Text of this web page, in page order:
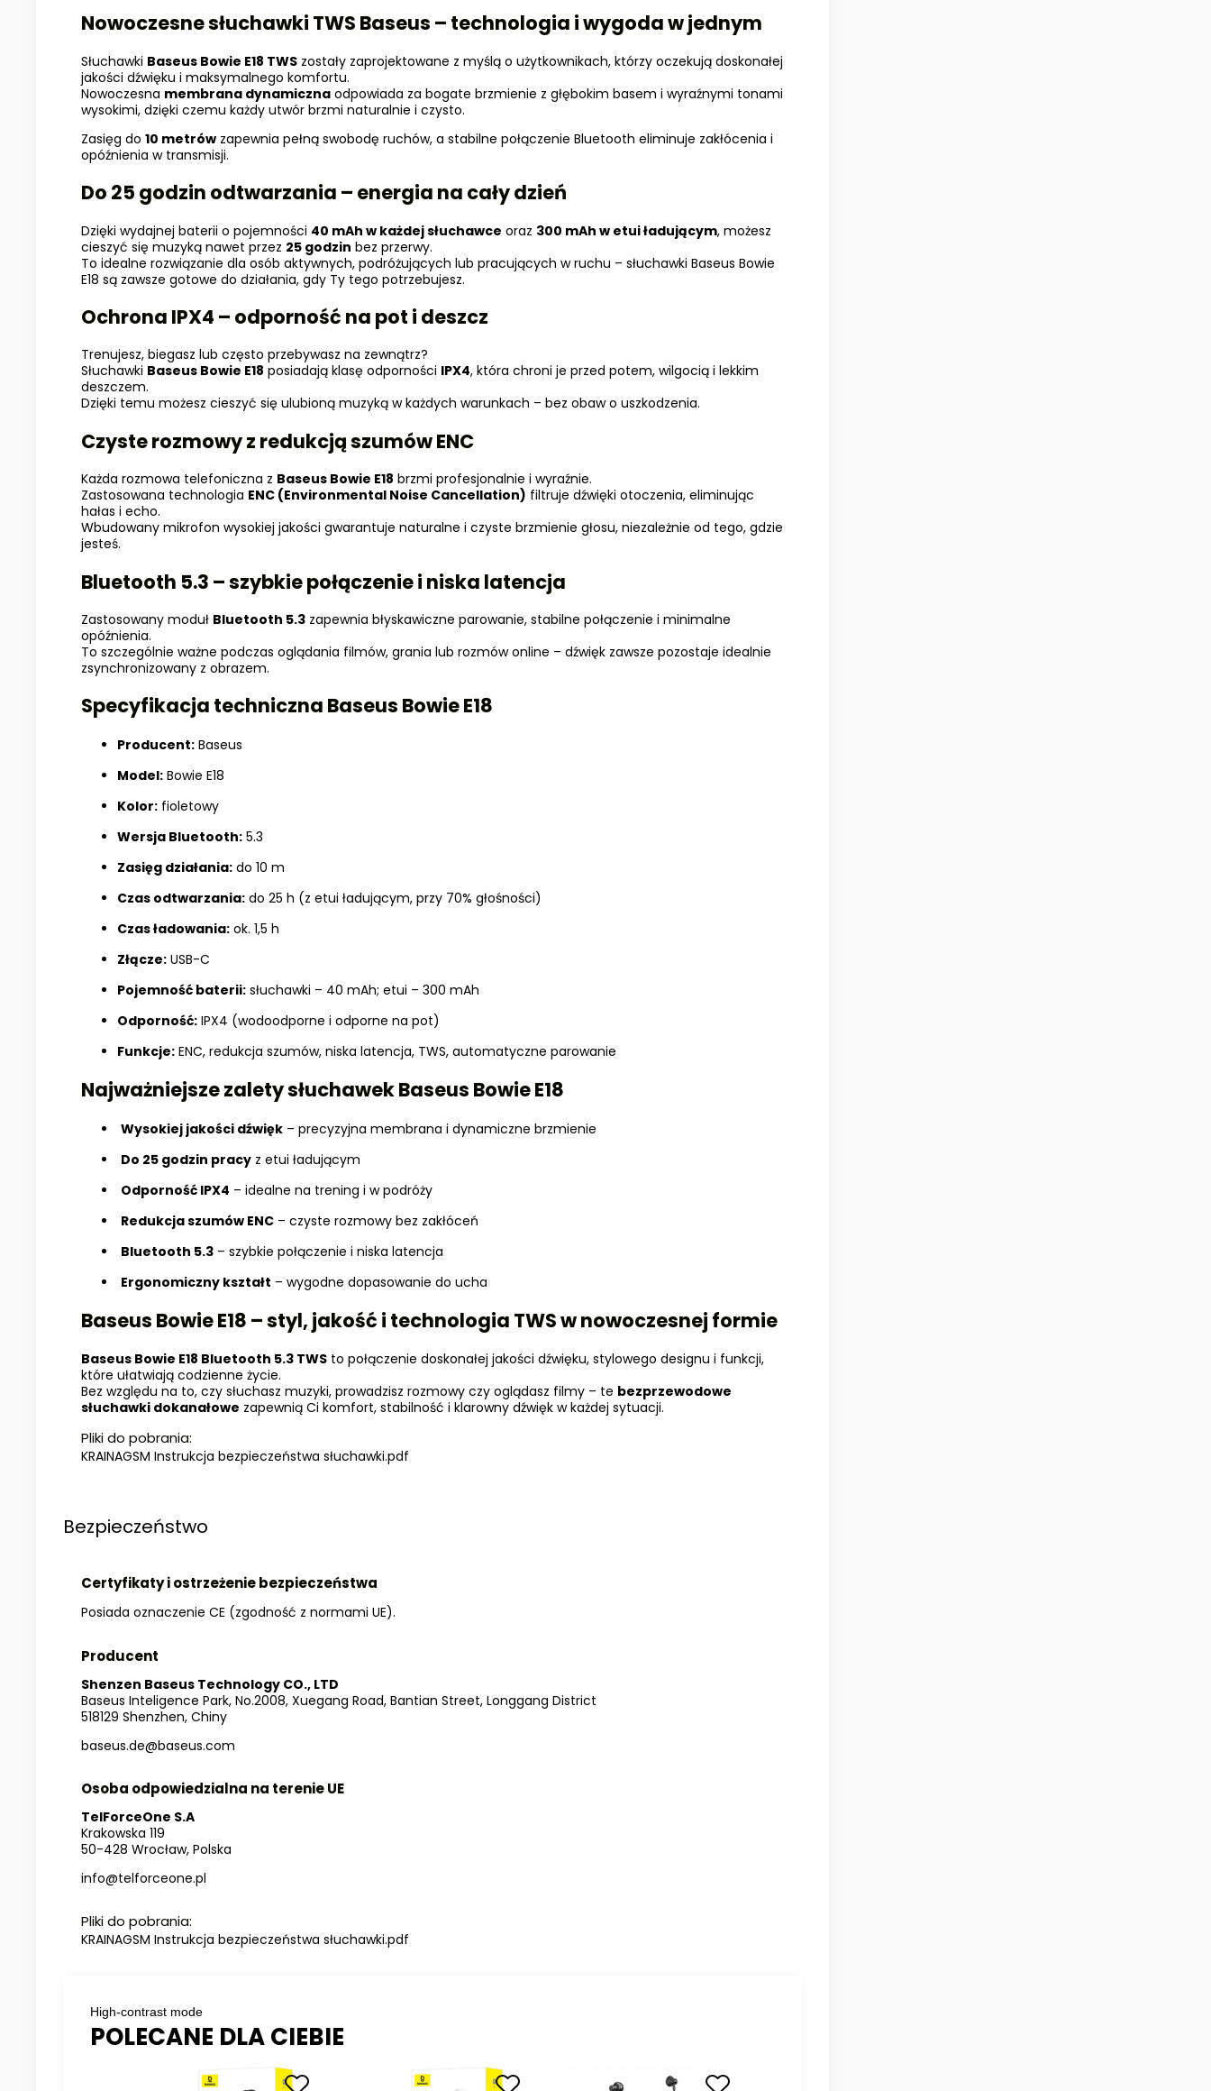
Nowoczesne słuchawki TWS Baseus – technologia i wygoda w jednym
Słuchawki Baseus Bowie E18 TWS zostały zaprojektowane z myślą o użytkownikach, którzy oczekują doskonałej
jakości dźwięku i maksymalnego komfortu.
Nowoczesna membrana dynamiczna odpowiada za bogate brzmienie z głębokim basem i wyraźnymi tonami
wysokimi, dzięki czemu każdy utwór brzmi naturalnie i czysto.
Zasięg do 10 metrów zapewnia pełną swobodę ruchów, a stabilne połączenie Bluetooth eliminuje zakłócenia i
opóźnienia w transmisji.
Do 25 godzin odtwarzania – energia na cały dzień
Dzięki wydajnej baterii o pojemności 40 mAh w każdej słuchawce oraz 300 mAh w etui ładującym, możesz
cieszyć się muzyką nawet przez 25 godzin bez przerwy.
To idealne rozwiązanie dla osób aktywnych, podróżujących lub pracujących w ruchu – słuchawki Baseus Bowie
E18 są zawsze gotowe do działania, gdy Ty tego potrzebujesz.
Ochrona IPX4 – odporność na pot i deszcz
Trenujesz, biegasz lub często przebywasz na zewnątrz?
Słuchawki Baseus Bowie E18 posiadają klasę odporności IPX4, która chroni je przed potem, wilgocią i lekkim
deszczem.
Dzięki temu możesz cieszyć się ulubioną muzyką w każdych warunkach – bez obaw o uszkodzenia.
Czyste rozmowy z redukcją szumów ENC
Każda rozmowa telefoniczna z Baseus Bowie E18 brzmi profesjonalnie i wyraźnie.
Zastosowana technologia ENC (Environmental Noise Cancellation) filtruje dźwięki otoczenia, eliminując
hałas i echo.
Wbudowany mikrofon wysokiej jakości gwarantuje naturalne i czyste brzmienie głosu, niezależnie od tego, gdzie
jesteś.
Bluetooth 5.3 – szybkie połączenie i niska latencja
Zastosowany moduł Bluetooth 5.3 zapewnia błyskawiczne parowanie, stabilne połączenie i minimalne
opóźnienia.
To szczególnie ważne podczas oglądania filmów, grania lub rozmów online – dźwięk zawsze pozostaje idealnie
zsynchronizowany z obrazem.
Specyfikacja techniczna Baseus Bowie E18
Producent: Baseus
Model: Bowie E18
Kolor: fioletowy
Wersja Bluetooth: 5.3
Zasięg działania: do 10 m
Czas odtwarzania: do 25 h (z etui ładującym, przy 70% głośności)
Czas ładowania: ok. 1,5 h
Złącze: USB-C
Pojemność baterii: słuchawki – 40 mAh; etui – 300 mAh
Odporność: IPX4 (wodoodporne i odporne na pot)
Funkcje: ENC, redukcja szumów, niska latencja, TWS, automatyczne parowanie
Najważniejsze zalety słuchawek Baseus Bowie E18
Wysokiej jakości dźwięk – precyzyjna membrana i dynamiczne brzmienie
Do 25 godzin pracy z etui ładującym
Odporność IPX4 – idealne na trening i w podróży
Redukcja szumów ENC – czyste rozmowy bez zakłóceń
Bluetooth 5.3 – szybkie połączenie i niska latencja
Ergonomiczny kształt – wygodne dopasowanie do ucha
Baseus Bowie E18 – styl, jakość i technologia TWS w nowoczesnej formie
Baseus Bowie E18 Bluetooth 5.3 TWS to połączenie doskonałej jakości dźwięku, stylowego designu i funkcji,
które ułatwiają codzienne życie.
Bez względu na to, czy słuchasz muzyki, prowadzisz rozmowy czy oglądasz filmy – te bezprzewodowe
słuchawki dokanałowe zapewnią Ci komfort, stabilność i klarowny dźwięk w każdej sytuacji.
Pliki do pobrania:
KRAINAGSM Instrukcja bezpieczeństwa słuchawki.pdf
Bezpieczeństwo
Certyfikaty i ostrzeżenie bezpieczeństwa
Posiada oznaczenie CE (zgodność z normami UE).
Producent
Shenzen Baseus Technology CO., LTD
Baseus Inteligence Park, No.2008, Xuegang Road, Bantian Street, Longgang District
518129 Shenzhen, Chiny
baseus.de@baseus.com
Osoba odpowiedzialna na terenie UE
TelForceOne S.A
Krakowska 119
50-428 Wrocław, Polska
info@telforceone.pl
Pliki do pobrania:
KRAINAGSM Instrukcja bezpieczeństwa słuchawki.pdf
High-contrast mode
POLECANE DLA CIEBIE